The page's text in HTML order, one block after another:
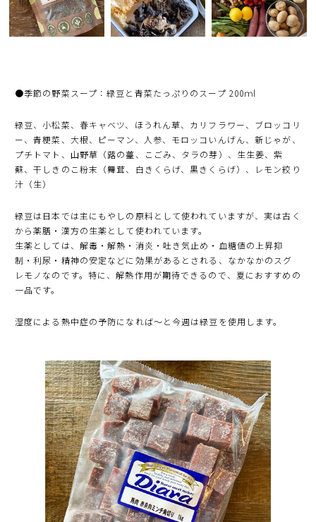
●季節の野菜スープ：緑豆と青菜たっぷりのスープ 200ｍl
緑豆、小松菜、春キャベツ、ほうれん草、カリフラワー、ブロッコリ
ー、青梗菜、大根、ピーマン、人参、モロッコいんげん、新じゃが、
プチトマト、山野草（蕗の薹、こごみ、タラの芽）、生生姜、紫
蘇、干しきのこ粉末（舞茸、白きくらげ、黒きくらげ）、レモン絞り
汁（生）
緑豆は日本では主にもやしの原料として使われていますが、実は古く
から薬膳・漢方の生薬として使われています。
生薬としては、解毒・解熱・消炎・吐き気止め・血糖値の上昇抑
制・利尿・精神の安定などに効果があるとされる、なかなかのスグ
レモノなのです。特に、解熱作用が期待できるので、夏におすすめの
一品です。
湿度による熱中症の予防になれば〜と今週は緑豆を使用します。